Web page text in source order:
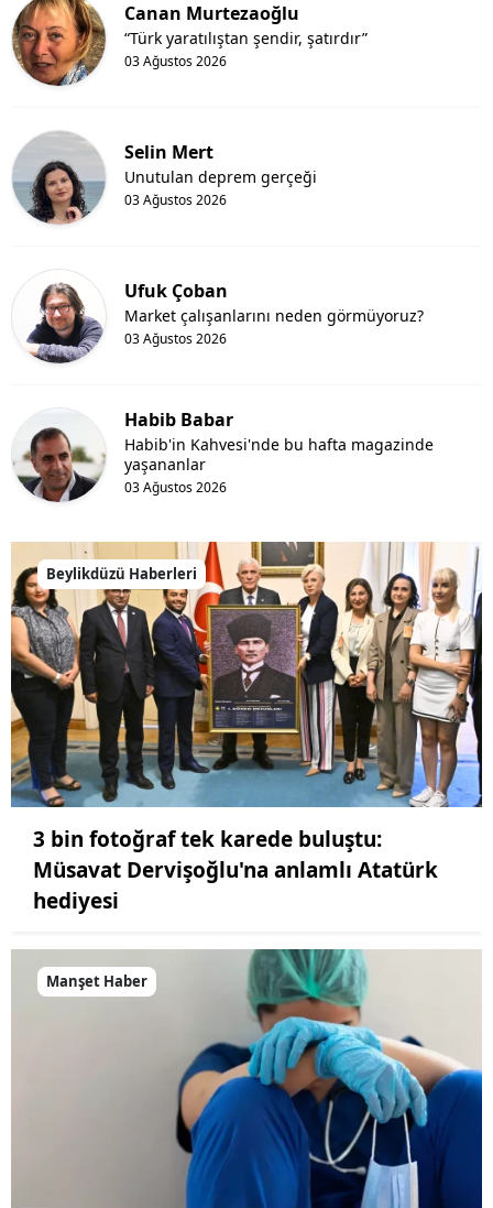
Canan Murtezaoğlu
03 Ağustos 2026
“Türk yaratılıştan şendir, şatırdır”
Selin Mert
03 Ağustos 2026
Unutulan deprem gerçeği
Ufuk Çoban
03 Ağustos 2026
Market çalışanlarını neden görmüyoruz?
Habib Babar
03 Ağustos 2026
Habib'in Kahvesi'nde bu hafta magazinde
yaşananlar
Beylikdüzü Haberleri
3 bin fotoğraf tek karede buluştu:
Müsavat Dervişoğlu'na anlamlı Atatürk
hediyesi
Manşet Haber